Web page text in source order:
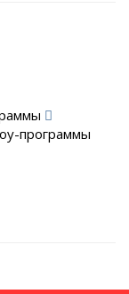
программы